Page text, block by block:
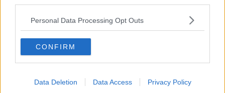
Personal Data Processing Opt Outs
CONFIRM
Data Deletion Data Access Privacy Policy
Il sisma è stato avvertito dalla popolazione ma non si segnalano
feriti o danni agli edifici.